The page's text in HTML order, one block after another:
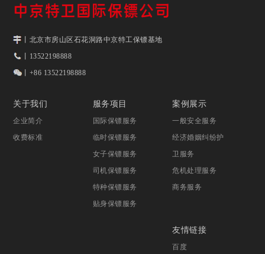
丨北京市房山区石花洞路中京特工保镖基地
丨13522198888
丨+86 13522198888
关于我们
企业简介
收费标准
服务项目
国际保镖服务
临时保镖服务
女子保镖服务
司机保镖服务
特种保镖服务
贴身保镖服务
案例展示
一般安全服务
经济婚姻纠纷护
卫服务
危机处理服务
商务服务
友情链接
百度